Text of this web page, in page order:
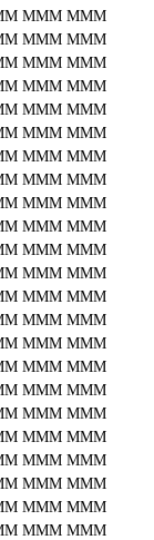
MMM MMM
MMM MMM
MMM MMM
MMM MMM
MMM MMM
MMM MMM
MMM MMM
MMM MMM
MMM MMM
MMM MMM
MMM MMM
MMM MMM
MMM MMM
MMM MMM
MMM MMM
MMM MMM
MMM MMM
MMM MMM
MMM MMM
MMM MMM
MMM MMM
MMM MMM
MMM MMM